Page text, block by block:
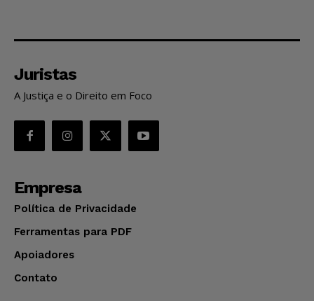
Juristas
A Justiça e o Direito em Foco
Empresa
Política de Privacidade
Ferramentas para PDF
Apoiadores
Contato